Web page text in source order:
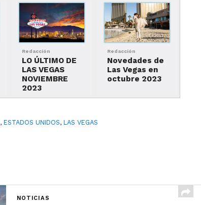
Redacción
LO ÚLTIMO DE
LAS VEGAS
NOVIEMBRE
2023
Redacción
Novedades de
Las Vegas en
octubre 2023
,ESTADOS UNIDOS,LAS VEGAS
NOTICIAS